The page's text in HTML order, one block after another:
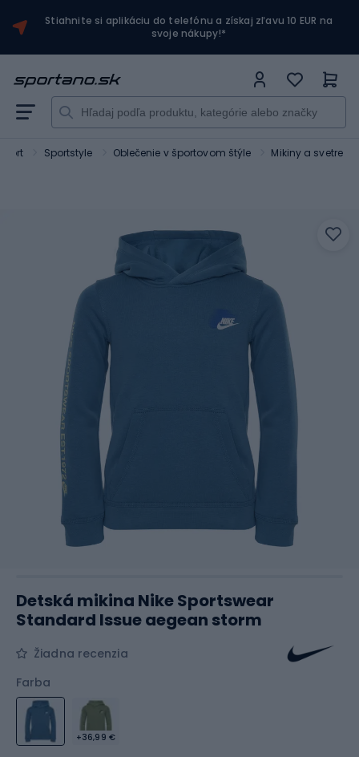
Stiahnite si aplikáciu do telefónu a získaj zľavu 10 EUR na
svoje nákupy!*
Sportstyle Oblečenie v športovom štýle Mikiny a svetre
Detská mikina Nike Sportswear
Standard Issue aegean storm
Žiadna recenzia
Farba
+36,99 €